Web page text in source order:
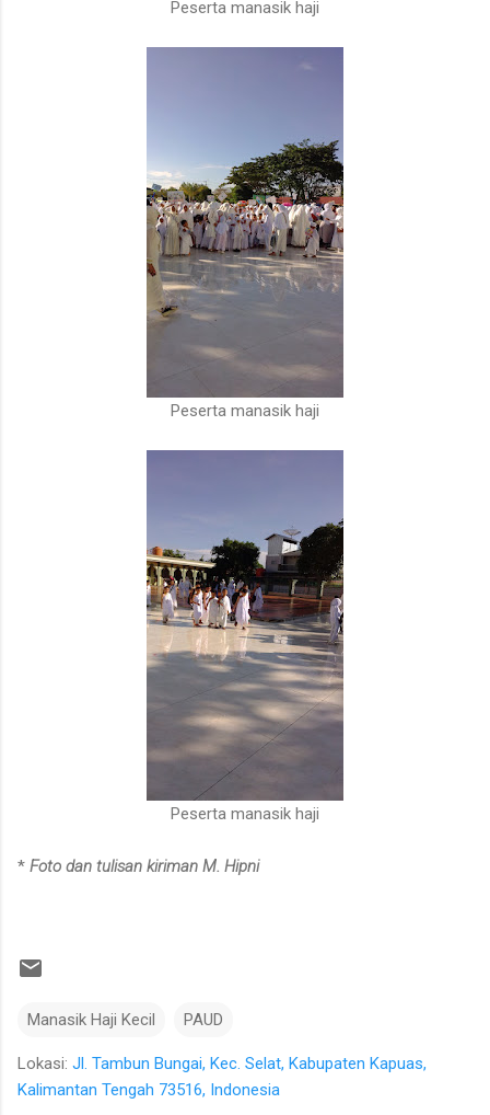
Peserta manasik haji
Peserta manasik haji
Peserta manasik haji
* Foto dan tulisan kiriman M. Hipni
Manasik Haji Kecil PAUD
Lokasi: Jl. Tambun Bungai, Kec. Selat, Kabupaten Kapuas,
Kalimantan Tengah 73516, Indonesia